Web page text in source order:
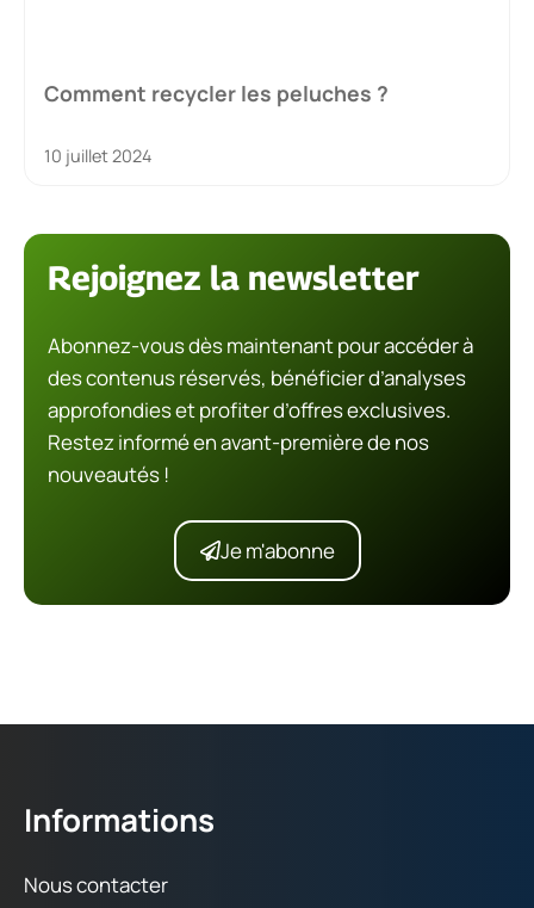
Comment recycler les peluches ?
10 juillet 2024
Rejoignez la newsletter
Abonnez-vous dès maintenant pour accéder à
des contenus réservés, bénéficier d’analyses
approfondies et profiter d’offres exclusives.
Restez informé en avant-première de nos
nouveautés !
Je m'abonne
Informations
Nous contacter